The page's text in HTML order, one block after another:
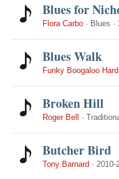
Blues for
Flora Carbo · Blues ·
Blues Walk
Funky Boogaloo
Broken Hill
Roger Bell ·
Butcher Bird
Tony Barnard · 2010-